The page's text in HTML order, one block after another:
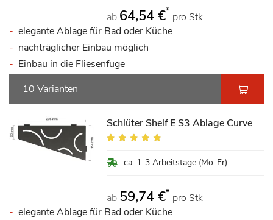
ab 64,54 €* pro Stk
elegante Ablage für Bad oder Küche
nachträglicher Einbau möglich
Einbau in die Fliesenfuge
10 Varianten
Schlüter Shelf E S3 Ablage Curve
Bewertung:
ca. 1-3 Arbeitstage (Mo-Fr)
ab 59,74 €* pro Stk
elegante Ablage für Bad oder Küche